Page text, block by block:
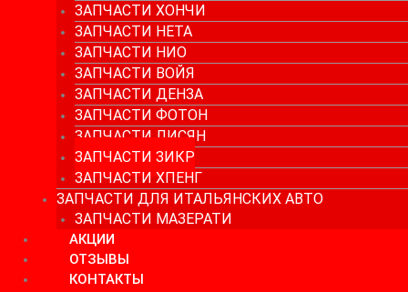
ЗАПЧАСТИ ХОНЧИ
ЗАПЧАСТИ НЕТА
ЗАПЧАСТИ НИО
ЗАПЧАСТИ ВОЙЯ
ЗАПЧАСТИ ДЕНЗА
ЗАПЧАСТИ ФОТОН
ЗАПЧАСТИ ЛИСЯН
ЗАПЧАСТИ ЗИКР
ЗАПЧАСТИ ХПЕНГ
ЗАПЧАСТИ ДЛЯ ИТАЛЬЯНСКИХ АВТО
ЗАПЧАСТИ МАЗЕРАТИ
АКЦИИ
ОТЗЫВЫ
КОНТАКТЫ